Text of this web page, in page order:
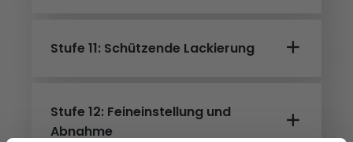
Stufe 11: Schützende Lackierung
Stufe 12: Feineinstellung und
Abnahme